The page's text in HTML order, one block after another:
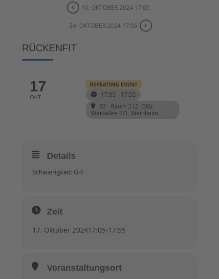
10. OKTOBER 2024 17:05
24. OKTOBER 2024 17:05
RÜCKENFIT
17
OKT.
REPEATING EVENT
17:05 - 17:55
R2 - Raum 2 (2. OG),
Waidallee 2/1, Weinheim
Details
Schwierigkeit: G-F
Zeit
17. Oktober 202417:05-17:55
Veranstaltungsort